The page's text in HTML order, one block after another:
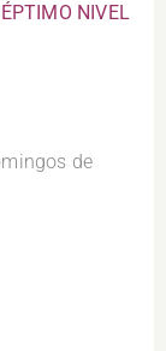
NIVEL
de